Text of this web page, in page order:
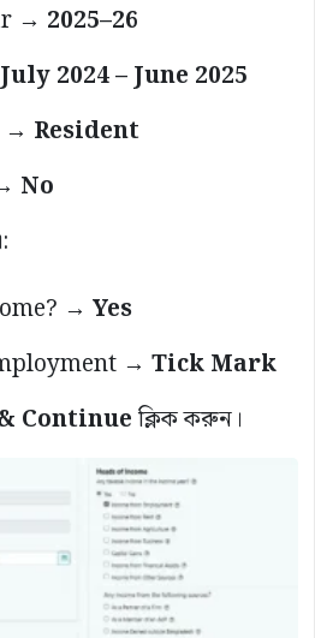
→ 2025–26
July 2024 – June 2025
→ Resident
No
→ Yes
→ Tick Mark
Continueক্লিক করুন।